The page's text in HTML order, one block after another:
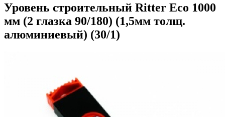
Уровень строительный Ritter Eco 1000
мм (2 глазка 90/180) (1,5мм толщ.
алюминиевый) (30/1)